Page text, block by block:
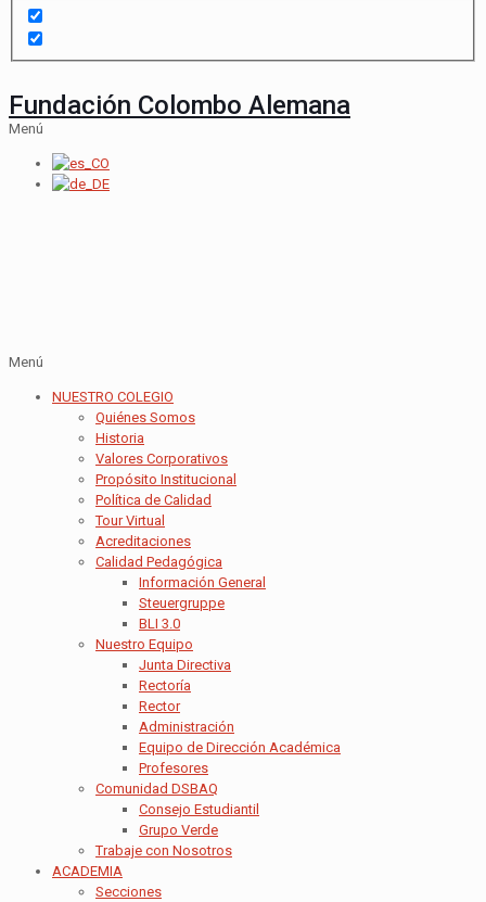
Fundación Colombo Alemana
Menú
Menú
NUESTRO COLEGIO
Quiénes Somos
Historia
Valores Corporativos
Propósito Institucional
Política de Calidad
Tour Virtual
Acreditaciones
Calidad Pedagógica
Información General
Steuergruppe
BLI 3.0
Nuestro Equipo
Junta Directiva
Rectoría
Rector
Administración
Equipo de Dirección Académica
Profesores
Comunidad DSBAQ
Consejo Estudiantil
Grupo Verde
Trabaje con Nosotros
ACADEMIA
Secciones